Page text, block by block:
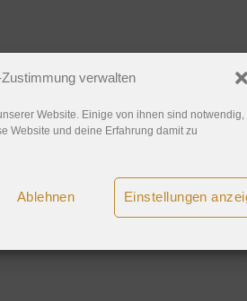
verwalten
Website. Einige von ihnen sind notwendig,
Website und deine Erfahrung damit zu
Ablehnen Einstellungen